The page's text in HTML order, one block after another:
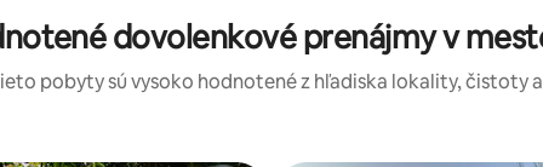
dovolenkové prenájmy v
pobyty sú vysoko hodnotené z hľadiska lokality, čistoty